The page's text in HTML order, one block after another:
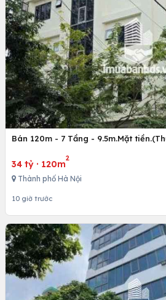
Bán 120m - 7 Tầng - 9.5m.Mặt
34 tỷ · 120m
2
Thành phố Hà Nội
10 giờ trước